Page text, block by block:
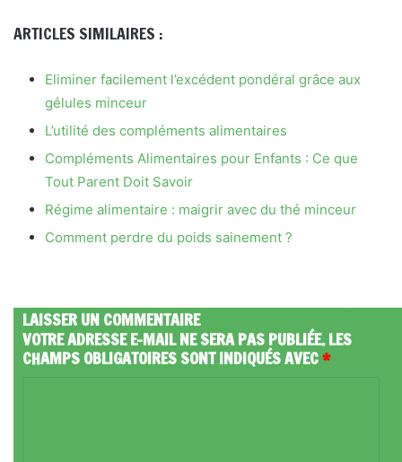
ARTICLES SIMILAIRES :
Eliminer facilement l’excédent pondéral grâce aux
gélules minceur
L’utilité des compléments alimentaires
Compléments Alimentaires pour Enfants : Ce que
Tout Parent Doit Savoir
Régime alimentaire : maigrir avec du thé minceur
Comment perdre du poids sainement ?
LAISSER UN COMMENTAIRE
VOTRE ADRESSE E-MAIL NE SERA PAS PUBLIÉE.LES
CHAMPS OBLIGATOIRES SONT INDIQUÉS AVEC*